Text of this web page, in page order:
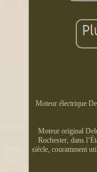
Moteur électrique
Moteur original
Rochester, dans
siècle, couramment